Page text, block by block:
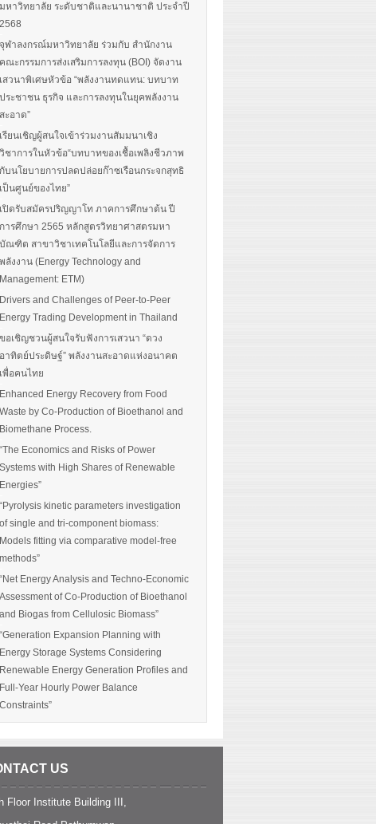
มหาวิทยาลัย ระดับชาติและนานาชาติ ประจำปี
2568
จุฬาลงกรณ์มหาวิทยาลัย ร่วมกับ สำนักงาน
คณะกรรมการส่งเสริมการลงทุน (BOI) จัดงาน
เสวนาพิเศษหัวข้อ “พลังงานทดแทน: บทบาท
ประชาชน ธุรกิจ และการลงทุนในยุคพลังงาน
สะอาด”
เรียนเชิญผู้สนใจเข้าร่วมงานสัมมนาเชิง
วิชาการในหัวข้อ“บทบาทของเชื้อเพลิงชีวภาพ
กับนโยบายการปลดปล่อยก๊าซเรือนกระจกสุทธิ
เป็นศูนย์ของไทย”
เปิดรับสมัครปริญญาโท ภาคการศึกษาต้น ปี
การศึกษา 2565 หลักสูตรวิทยาศาสตรมหา
บัณฑิต สาขาวิชาเทคโนโลยีและการจัดการ
พลังงาน (Energy Technology and
Management: ETM)
Drivers and Challenges of Peer-to-Peer
Energy Trading Development in Thailand
ขอเชิญชวนผู้สนใจรับฟังการเสวนา “ดวง
อาทิตย์ประดิษฐ์” พลังงานสะอาดแห่งอนาคต
เพื่อคนไทย
Enhanced Energy Recovery from Food
Waste by Co-Production of Bioethanol and
Biomethane Process.
“The Economics and Risks of Power
Systems with High Shares of Renewable
Energies”
“Pyrolysis kinetic parameters investigation
of single and tri-component biomass:
Models fitting via comparative model-free
methods”
“Net Energy Analysis and Techno-Economic
Assessment of Co-Production of Bioethanol
and Biogas from Cellulosic Biomass”
“Generation Expansion Planning with
Energy Storage Systems Considering
Renewable Energy Generation Profiles and
Full-Year Hourly Power Balance
Constraints”
US
Floor Institute Building III,